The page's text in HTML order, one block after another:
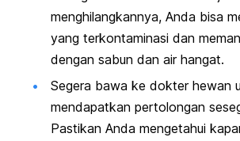
menghilangkannya, Anda bisa
yang terkontaminasi dan
dengan sabun dan air hangat.
Segera bawa ke dokter hewan
mendapatkan pertolongan
Pastikan Anda mengetahui